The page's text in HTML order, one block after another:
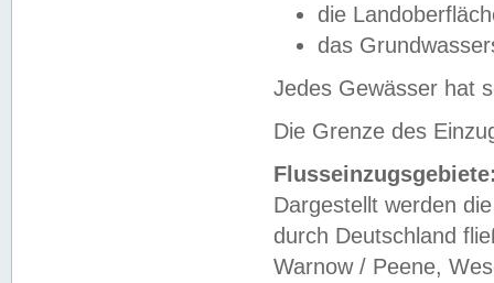
die
das
Jedes Gewässer hat
Die Grenze des
Dargestellt werden
durch Deutschland
Warnow / Peene,